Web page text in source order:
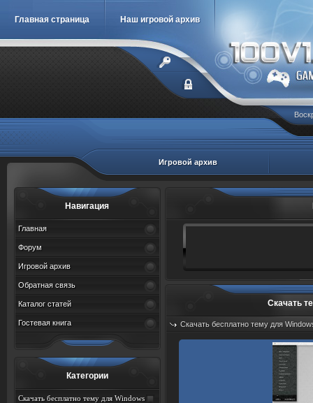
Главная страница Наш игровой архив
Игровой архив
Навигация
Главная
Форум
Игровой архив
Обратная связь
Каталог статей
Гостевая книга
Категории
Скачать бесплатно тему для Windows
Скачать
Скачать бесплатно тему для
Дата: 09.08.2026
Просмотров: